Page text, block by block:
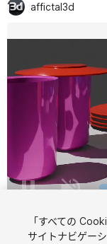
affictal3d
「すべての
サイトナビゲー